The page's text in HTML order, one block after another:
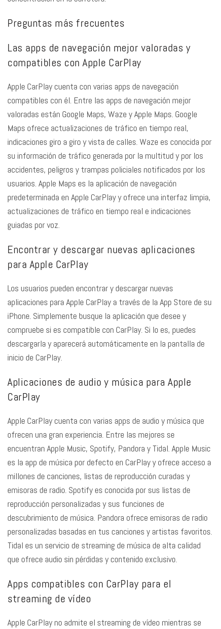
Preguntas más frecuentes
Las apps de navegación mejor valoradas y
compatibles con Apple CarPlay
Apple CarPlay cuenta con varias apps de navegación
compatibles con él. Entre las apps de navegación mejor
valoradas están Google Maps, Waze y Apple Maps. Google
Maps ofrece actualizaciones de tráfico en tiempo real,
indicaciones giro a giro y vista de calles. Waze es conocida por
su información de tráfico generada por la multitud y por los
accidentes, peligros y trampas policiales notificados por los
usuarios. Apple Maps es la aplicación de navegación
predeterminada en Apple CarPlay y ofrece una interfaz limpia,
actualizaciones de tráfico en tiempo real e indicaciones
guiadas por voz.
Encontrar y descargar nuevas aplicaciones
para Apple CarPlay
Los usuarios pueden encontrar y descargar nuevas
aplicaciones para Apple CarPlay a través de la App Store de su
iPhone. Simplemente busque la aplicación que desee y
compruebe si es compatible con CarPlay. Si lo es, puedes
descargarla y aparecerá automáticamente en la pantalla de
inicio de CarPlay.
Aplicaciones de audio y música para Apple
CarPlay
Apple CarPlay cuenta con varias apps de audio y música que
ofrecen una gran experiencia. Entre las mejores se
encuentran Apple Music, Spotify, Pandora y Tidal. Apple Music
es la app de música por defecto en CarPlay y ofrece acceso a
millones de canciones, listas de reproducción curadas y
emisoras de radio. Spotify es conocida por sus listas de
reproducción personalizadas y sus funciones de
descubrimiento de música. Pandora ofrece emisoras de radio
personalizadas basadas en tus canciones y artistas favoritos.
Tidal es un servicio de streaming de música de alta calidad
que ofrece audio sin pérdidas y contenido exclusivo.
Apps compatibles con CarPlay para el
streaming de vídeo
Apple CarPlay no admite el streaming de vídeo mientras se